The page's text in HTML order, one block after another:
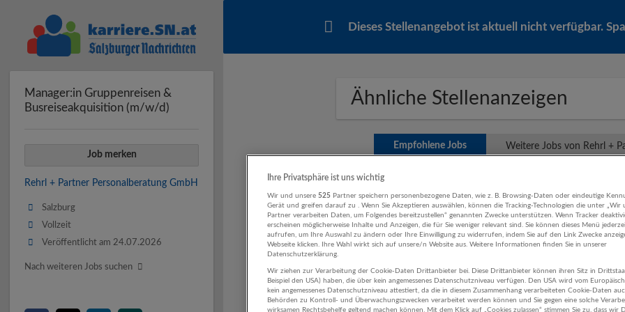
Dieses Stellenangebot ist aktuell nicht verfügbar.
Ähnliche Stellenanzeigen
Empfohlene Jobs Weitere Jobs von Rehrl +
Flexibler Nebenjob mit attraktivem
ab sofort.
06.08.2026,Morgengold Frühstücksdienste
Salzburg
Manager:in Gruppenreisen &
Busreiseakquisition (m/w/d)
Job merken
Rehrl + Partner Personalberatung GmbH
Salzburg
Vollzeit
Veröffentlicht am 24.07.2026
Nach weiteren Jobs suchen
Ihre Privatsphäre ist uns wichtig
Wir und unsere 525 Partner speichern personenbezogene Daten, wie z. B. Browsing-Daten oder eindeutige
Gerät und greifen darauf zu . Wenn Sie Akzeptieren auswählen, können die Tracking-Technologien die unter „Wir
Partner verarbeiten Daten, um Folgendes bereitzustellen“ genannten Zwecke unterstützen. Wenn Tracker
erscheinen möglicherweise Inhalte und Anzeigen, die für Sie weniger relevant sind. Sie können dieses Menü
aufrufen, um Ihre Auswahl zu ändern oder Ihre Einwilligung zu widerrufen, indem Sie auf den Link Zwecke
Webseite klicken. Ihre Wahl wirkt sich auf unsere/n Website aus. Weitere Informationen finden Sie in unserer
Datenschutzerklärung.
Wir ziehen zur Verarbeitung der Cookie-Daten Drittanbieter bei. Diese Drittanbieter können ihren Sitz in
Beispiel den USA) haben, die über kein angemessenes Datenschutzniveau verfügen. Den USA wird vom
kein angemessenes Datenschutzniveau attestiert, da die in diesem Zusammenhang verarbeiteten Cookie-Daten
Behörden zu Kontroll- und Überwachungszwecken verarbeitet werden können und Sie gegen eine solche
wirksamen Rechtsbehelfe geltend machen können. Mit dem Klick auf „Cookies zulassen“ stimmen Sie zu, dass wir